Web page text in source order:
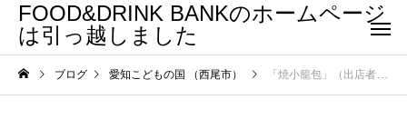
FOOD&DRINK BANKのホームページ
は引っ越しました
ブログ 愛知こどもの国 （西尾市） 「焼小籠包」（出店者情報：ご当地グルメ秋祭り@西尾・愛知こどもの国)